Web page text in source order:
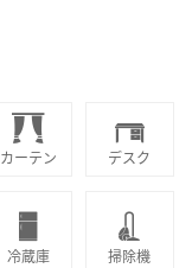
カーテン デスク
冷蔵庫 掃除機